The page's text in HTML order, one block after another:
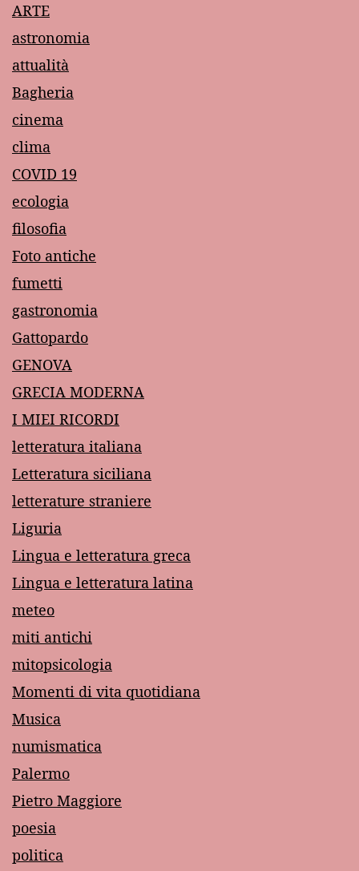
ARTE
astronomia
attualità
Bagheria
cinema
clima
COVID 19
ecologia
filosofia
Foto antiche
fumetti
gastronomia
Gattopardo
GENOVA
GRECIA MODERNA
I MIEI RICORDI
letteratura italiana
Letteratura siciliana
letterature straniere
Liguria
Lingua e letteratura greca
Lingua e letteratura latina
meteo
miti antichi
mitopsicologia
Momenti di vita quotidiana
Musica
numismatica
Palermo
Pietro Maggiore
poesia
politica